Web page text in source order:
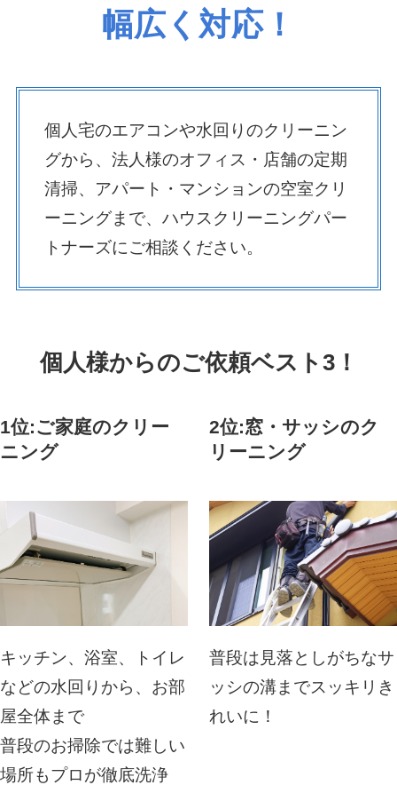
幅広く対応！
個人宅のエアコンや水回りのクリーニン
グから、法人様のオフィス・店舗の定期
清掃、アパート・マンションの空室クリ
ーニングまで、ハウスクリーニングパー
トナーズにご相談ください。
個人様からのご依頼ベスト3！
1位:ご家庭のクリー
ニング
キッチン、浴室、トイレ
などの水回りから、お部
屋全体まで
普段のお掃除では難しい
場所もプロが徹底洗浄
2位:窓・サッシのク
リーニング
普段は見落としがちなサ
ッシの溝までスッキリき
れいに！